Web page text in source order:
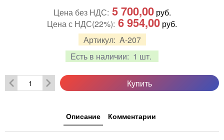
Артикул: A-207
Есть в наличии: 1 шт.
Цена без НДС: 5 700,00руб.
Цена с НДС(22%): 6 954,00 руб.
Купить
Описание Комментарии